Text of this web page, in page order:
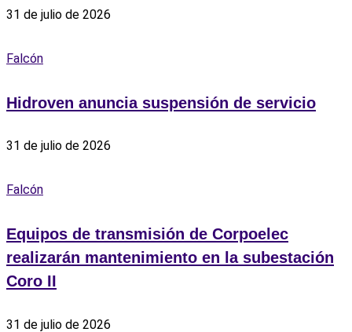
31 de julio de 2026
Falcón
Hidroven anuncia suspensión de servicio
31 de julio de 2026
Falcón
Equipos de transmisión de Corpoelec
realizarán mantenimiento en la subestación
Coro II
31 de julio de 2026